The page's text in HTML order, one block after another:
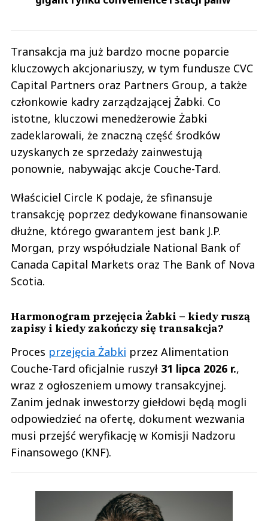
Transakcja ma już bardzo mocne poparcie
kluczowych akcjonariuszy, w tym fundusze CVC
Capital Partners oraz Partners Group, a także
członkowie kadry zarządzającej Żabki. Co
istotne, kluczowi menedżerowie Żabki
zadeklarowali, że znaczną część środków
uzyskanych ze sprzedaży zainwestują
ponownie, nabywając akcje Couche-Tard.
Właściciel Circle K podaje, że sfinansuje
transakcję poprzez dedykowane finansowanie
dłużne, którego gwarantem jest bank J.P.
Morgan, przy współudziale National Bank of
Canada Capital Markets oraz The Bank of Nova
Scotia.
Harmonogram przejęcia Żabki – kiedy ruszą
zapisy i kiedy zakończy się transakcja?
Proces przejęcia Żabki przez Alimentation
Couche-Tard oficjalnie ruszył 31 lipca 2026 r.,
wraz z ogłoszeniem umowy transakcyjnej.
Zanim jednak inwestorzy giełdowi będą mogli
odpowiedzieć na ofertę, dokument wezwania
musi przejść weryfikację w Komisji Nadzoru
Finansowego (KNF).